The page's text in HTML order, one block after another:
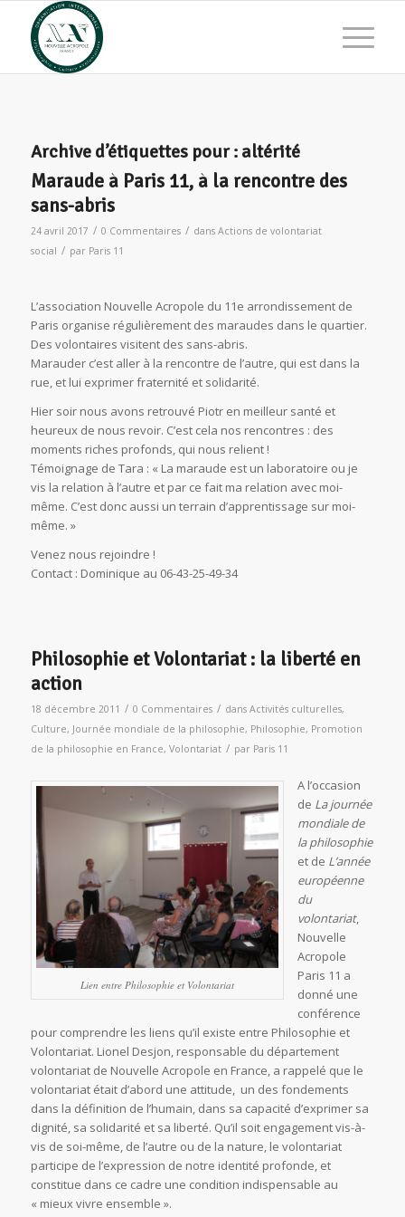
Archive d’étiquettes pour : altérité
Maraude à Paris 11, à la rencontre des
sans-abris
24 avril 2017 / 0 Commentaires / dans Actions de volontariat
social / par Paris 11
L’association Nouvelle Acropole du 11e arrondissement de
Paris organise régulièrement des maraudes dans le quartier.
Des volontaires visitent des sans-abris.
Marauder c’est aller à la rencontre de l’autre, qui est dans la
rue, et lui exprimer fraternité et solidarité.
Hier soir nous avons retrouvé Piotr en meilleur santé et
heureux de nous revoir. C’est cela nos rencontres : des
moments riches profonds, qui nous relient !
Témoignage de Tara : « La maraude est un laboratoire ou je
vis la relation à l’autre et par ce fait ma relation avec moi-
même. C’est donc aussi un terrain d’apprentissage sur moi-
même. »
Venez nous rejoindre !
Contact : Dominique au 06-43-25-49-34
Philosophie et Volontariat : la liberté en
action
18 décembre 2011 / 0 Commentaires / dans Activités culturelles,
Culture, Journée mondiale de la philosophie, Philosophie, Promotion
de la philosophie en France, Volontariat / par Paris 11
Lien entre Philosophie et Volontariat
A l’occasion
de La journée
mondiale de
la philosophie
et de L’année
européenne
du
volontariat,
Nouvelle
Acropole
Paris 11 a
donné une
conférence
pour comprendre les liens qu’il existe entre Philosophie et
Volontariat. Lionel Desjon, responsable du département
volontariat de Nouvelle Acropole en France, a rappelé que le
volontariat était d’abord une attitude, un des fondements
dans la définition de l’humain, dans sa capacité d’exprimer sa
dignité, sa solidarité et sa liberté. Qu’il soit engagement vis-à-
vis de soi-même, de l’autre ou de la nature, le volontariat
participe de l’expression de notre identité profonde, et
constitue dans ce cadre une condition indispensable au
« mieux vivre ensemble ».